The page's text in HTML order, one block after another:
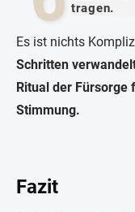
tragen.
Es ist nichts
Schritten
Ritual der Fürsorge
Stimmung.
Fazit